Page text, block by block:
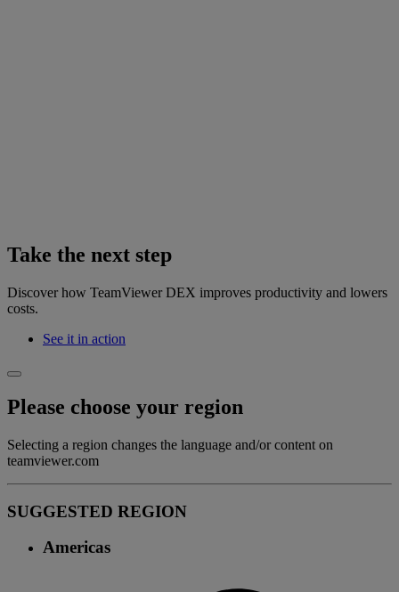
Take the next step
Discover how TeamViewer DEX improves productivity and lowers
costs.
See it in action
Please choose your region
Selecting a region changes the language and/or content on
teamviewer.com
SUGGESTED REGION
Americas